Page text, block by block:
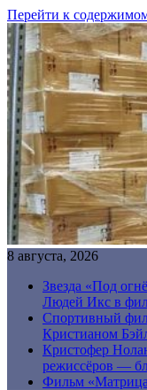
Перейти к
8 августа, 2026
Звезда «Под
Людей Икс в
Спортивный
Кристианом
Кристофер
режиссёров —
Фильм «Матрица